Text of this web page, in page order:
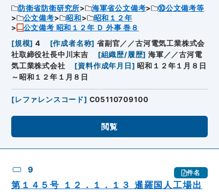
防衛省防衛研究所 海軍省公文備考
⑩公文備考等
公文備考
昭和
昭和１２年
公文備考 昭和１２年 Ｄ 外事 巻８
[規模] 4 [作成者名称] 省副官／／古河電気工業株式会
社取締役社長中川末吉
[組織歴/履歴] 海軍／／古河電
気工業株式会社
[資料作成年月日 ] 昭和１２年１月８日
～昭和１２年１月８日
[レファレンスコード] C05110709100
閲覧
9 件名
第１４５号 １２．１．１３ 暹羅国人工場出